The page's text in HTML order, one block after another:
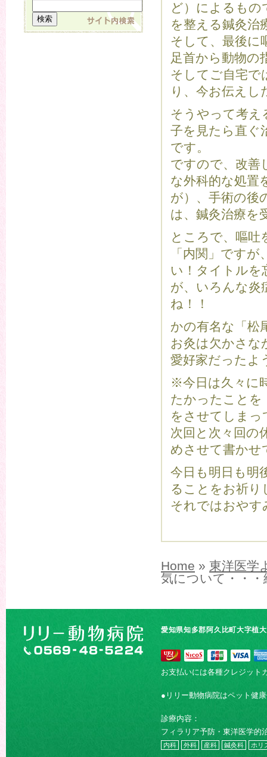
ど）によるもの
を整える鍼灸治
そして、最後に
足首から動物の
そしてご自宅で
り、今お伝えし
そうやって考え
子を見たら直ぐ
です。
ですので、改善
な外科的な処置
が）、手術の後
は、鍼灸治療を
ところで、嘔吐
「内関」です
い！タイトルを
が、いろんな炎
ね！！
かの有名な「松
お灸は欠かさな
愛好家だったよ
※今日は久々に
たかったことを
をさせてしまっ
次回と次々回の
めさせて書かせ
今日も明日も明
ることをお祈り
それではおやす
Home » 東洋医学
気について・・
愛知県知多郡阿久比町大字植
お支払いには各種クレジット
●リリー動物病院はペット健
診療内容：
フィラリア予防・東洋医学的
内科 外科 産科 鍼灸科 ホリ